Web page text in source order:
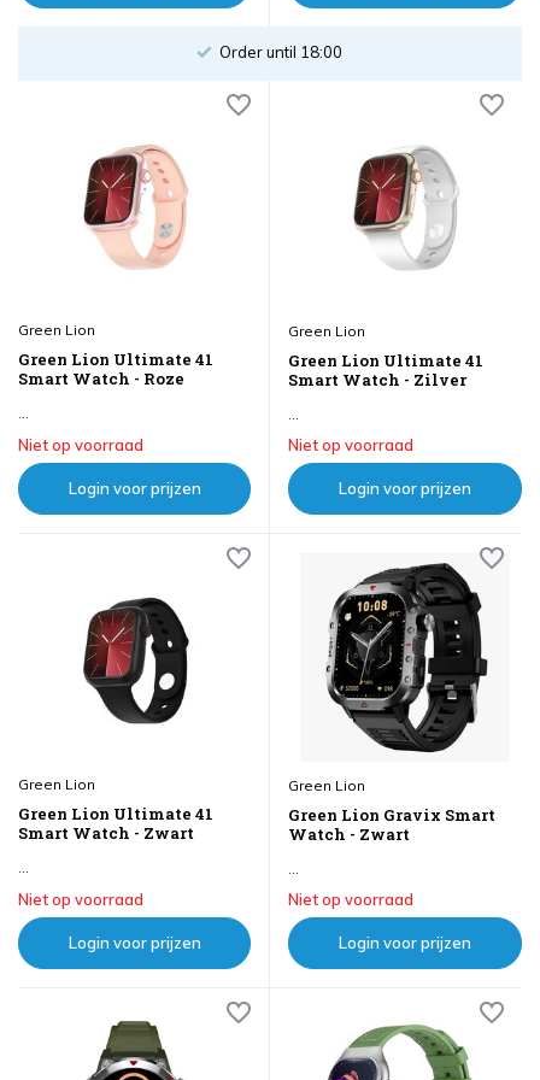
Order until 18:00
Green Lion
Green Lion Ultimate 41
Smart Watch - Roze
...
Niet op voorraad
Login voor prijzen
Green Lion
Green Lion Ultimate 41
Smart Watch - Zilver
...
Niet op voorraad
Login voor prijzen
Green Lion
Green Lion Ultimate 41
Smart Watch - Zwart
Niet op voorraad
Login voor prijzen
Green Lion
Green Lion Gravix Smart
Watch - Zwart
Niet op voorraad
Login voor prijzen